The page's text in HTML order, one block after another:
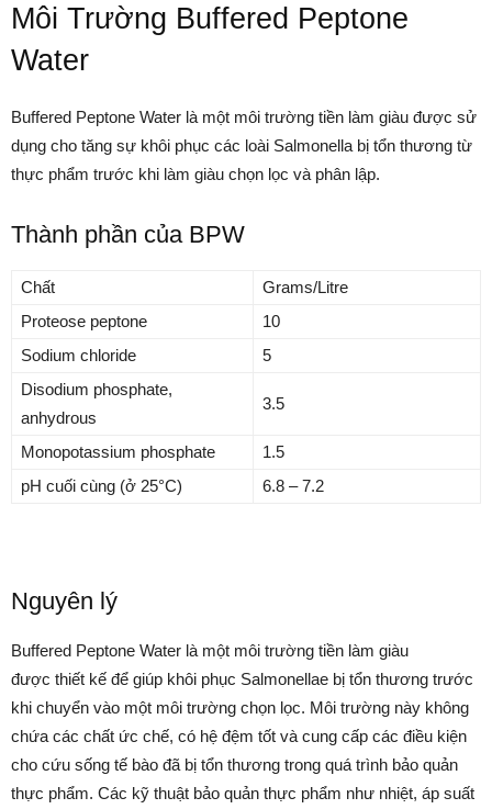
Môi Trường Buffered Peptone
Water
Buffered Peptone Water là một môi trường tiền làm giàu được sử
dụng cho tăng sự khôi phục các loài Salmonella bị tổn thương từ
thực phẩm trước khi làm giàu chọn lọc và phân lập.
Thành phần của BPW
Chất
Grams/Litre
Proteose peptone
10
Sodium chloride
5
Disodium phosphate,
anhydrous
3.5
Monopotassium phosphate
1.5
pH cuối cùng (ở 25°C)
6.8 – 7.2
Nguyên lý
Buffered Peptone Water là một môi trường tiền làm giàu
được thiết kế để giúp khôi phục Salmonellae bị tổn thương trước
khi chuyển vào một môi trường chọn lọc. Môi trường này không
chứa các chất ức chế, có hệ đệm tốt và cung cấp các điều kiện
cho cứu sống tế bào đã bị tổn thương trong quá trình bảo quản
thực phẩm. Các kỹ thuật bảo quản thực phẩm như nhiệt, áp suất